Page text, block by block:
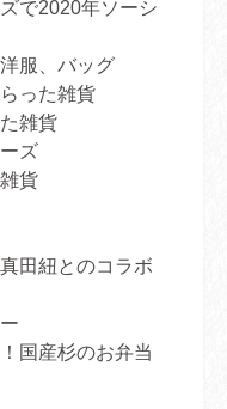
で2020年ソーシ
服、バッグ
った雑貨
雑貨
ズ
貨
田紐とのコラボ
国産杉のお弁当